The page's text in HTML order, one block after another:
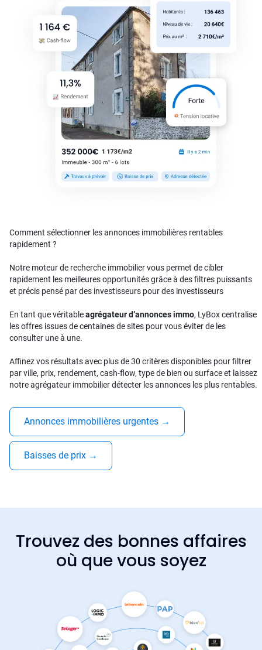
Comment sélectionner les annonces immobilières rentables
rapidement ?
Notre moteur de recherche immobilier vous permet de cibler
rapidement les meilleures opportunités grâce à des filtres puissants
et précis pensé par des investisseurs pour des investisseurs
En tant que véritableagrégateur d’annonces immo, LyBox centralise
les offres issues de centaines de sites pour vous éviter de les
consulter une à une.
Affinez vos résultats avec plus de 30 critères disponibles pour filtrer
par ville, prix, rendement, cash-flow, type de bien ou surface et laissez
notre agrégateur immobilier détecter les annonces les plus rentables.
Annonces immobilières urgentes →
Baisses de prix →
Trouvez des bonnes affaires
où que vous soyez